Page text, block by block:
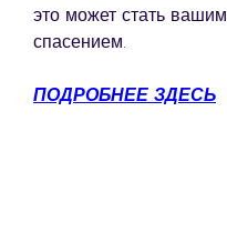
это может стать вашим
спасением.
ПОДРОБНЕЕ ЗДЕСЬ